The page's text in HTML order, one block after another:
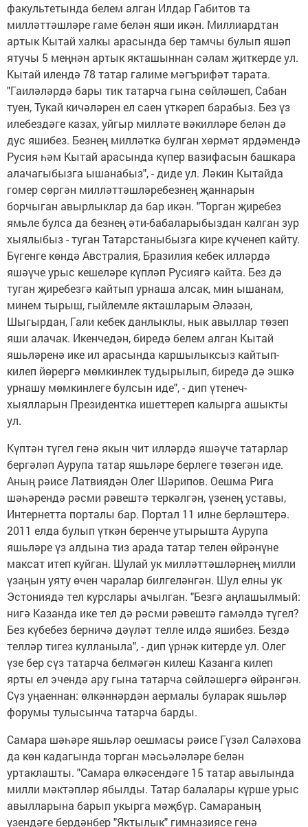
факультетында белем алган Илдар Габитов та
милләттәшләре гаме белән яши икән. Миллиардтан
артык Кытай халкы арасында бер тамчы булып яшәп
ятучы 5 меңнән артык якташыннан сәлам җиткерде ул.
Кытай илендә 78 татар галиме мәгърифәт тарата.
"Гаиләләрдә бары тик татарча гына сөйләшеп, Сабан
туен, Тукай кичәләрен ел саен үткәреп барабыз. Без үз
илебездәге казах, уйгыр милләте вәкилләре белән дә
дус яшибез. Безнең милләткә булган хөрмәт ярдәмендә
Русия һәм Кытай арасында күпер вазифасын башкара
алачагыбызга ышанабыз", - диде ул. Ләкин Кытайда
гомер сөргән милләттәшләребезнең җаннарын
борчыган авырлыклар да бар икән. "Торган җиребез
ямьле булса да безнең әти-бабаларыбыздан калган зур
хыялыбыз - туган Татарстаныбызга кире күченеп кайту.
Бүгенге көндә Австралия, Бразилия кебек илләрдә
яшәүче урыс кешеләре күпләп Русиягә кайта. Без дә
туган җиребезгә кайтып урнаша алсак, мин ышанам,
минем тырыш, гыйлемле якташларым Әләзән,
Шыгырдан, Гали кебек данлыклы, нык авыллар төзеп
яши алачак. Икенчедән, биредә белем алган Кытай
яшьләренә ике ил арасында каршылыксыз кайтып-
килеп йөрергә мөмкинлек тудырылып, биредә дә эшкә
урнашу мөмкинлеге булсын иде", - дип үтенеч-
хыялларын Президентка ишеттереп калырга ашыкты
ул.
Күптән түгел генә якын чит илләрдә яшәүче татарлар
бергәләп Аурупа татар яшьләре берлеге төзегән иде.
Аның рәисе Латвиядән Олег Шәрипов. Оешма Рига
шәһәрендә рәсми рәвештә теркәлгән, үзенең уставы,
Интернетта порталы бар. Портал 11 илне берләштерә.
2011 елда булып үткән беренче утырышта Аурупа
яшьләре үз алдына тиз арада татар телен өйрәнүне
максат итеп куйган. Шулай ук милләттәшләрнең милли
үзаңын уяту өчен чаралар билгеләнгән. Шул елны ук
Эстониядә тел курслары ачылган. "Безгә аңлашылмый:
нигә Казанда ике тел дә рәсми рәвештә гамәлдә түгел?
Без күбебез берничә дәүләт телле илдә яшибез. Бездә
телләр тигез кулланыла", - дип үрнәк китерде ул. Олег
үзе бер сүз татарча белмәгән килеш Казанга килеп
ярты ел эчендә ару гына татарча сөйләшергә өйрәнгән.
Сүз уңаеннан: өлкәннәрдән аермалы буларак яшьләр
форумы тулысынча татарча барды.
Самара шәһәре яшьләр оешмасы рәисе Гүзәл Саләхова
да көн кадагында торган мәсьәләләре белән
уртаклашты. "Самара өлкәсендәге 15 татар авылында
милли мәктәпләр ябылды. Татар балалары күрше урыс
авылларына барып укырга мәҗбүр. Самараның
үзендәге бердәнбер "Яктылык" гимназиясе генә